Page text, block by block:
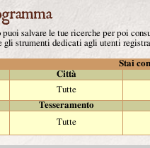
salvare le tue ricerche per poi
gli strumenti dedicati agli utenti
Stai
Città
Tutte
Tesseramento
Tutte